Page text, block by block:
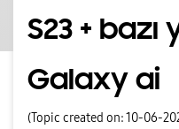
S23 +
Galaxy ai
(Topic created on: 10-06-